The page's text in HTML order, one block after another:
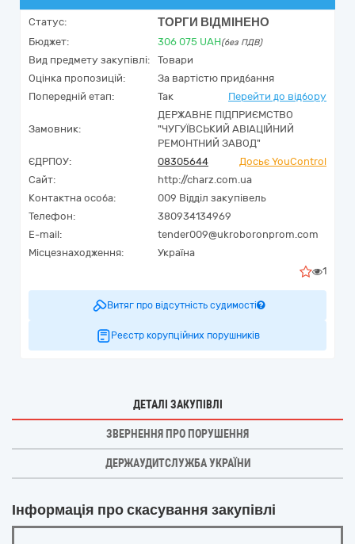
Статус: ТОРГИ ВІДМІНЕНО
Бюджет: 306 075 UAH(без ПДВ)
Вид предмету закупівлі:
Товари
Оцінка пропозицій:
За вартістю придбання
Попередній етап:
Так Перейти до відбору
Замовник:
ДЕРЖАВНЕ ПІДПРИЄМСТВО
"ЧУГУЇВСЬКИЙ АВІАЦІЙНИЙ
РЕМОНТНИЙ ЗАВОД"
ЄДРПОУ:
08305644
Досьє YouControl
Сайт:
http://charz.com.ua
Контактна особа:
009 Відділ закупівель
Телефон:
380934134969
E-mail:
tender009@ukroboronprom.com
Місцезнаходження:
Україна
1
Витяг про відсутність судимості
Реєстр корупційних порушників
ДЕТАЛІ ЗАКУПІВЛІ
ЗВЕРНЕННЯ ПРО ПОРУШЕННЯ
ДЕРЖАУДИТСЛУЖБА УКРАЇНИ
Інформація про скасування закупівлі